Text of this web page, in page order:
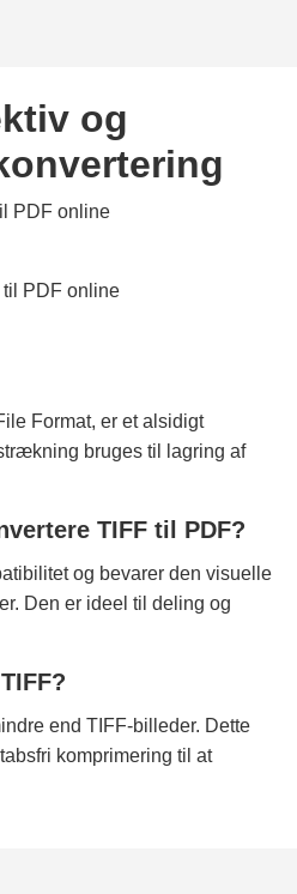
og
PDF online
Format, er et alsidigt
bruges til lagring af
TIFF til PDF?
og bevarer den visuelle
Den er ideel til deling og
end TIFF-billeder. Dette
komprimering til at